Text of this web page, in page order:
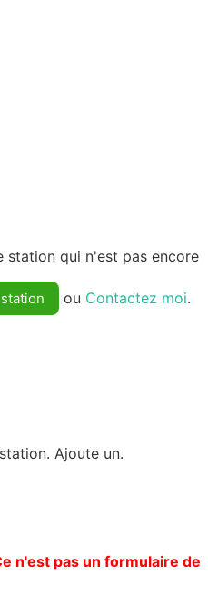
station qui n'est pas encore
ou Contactez moi.
Ajoute un.
n'est pas un formulaire de